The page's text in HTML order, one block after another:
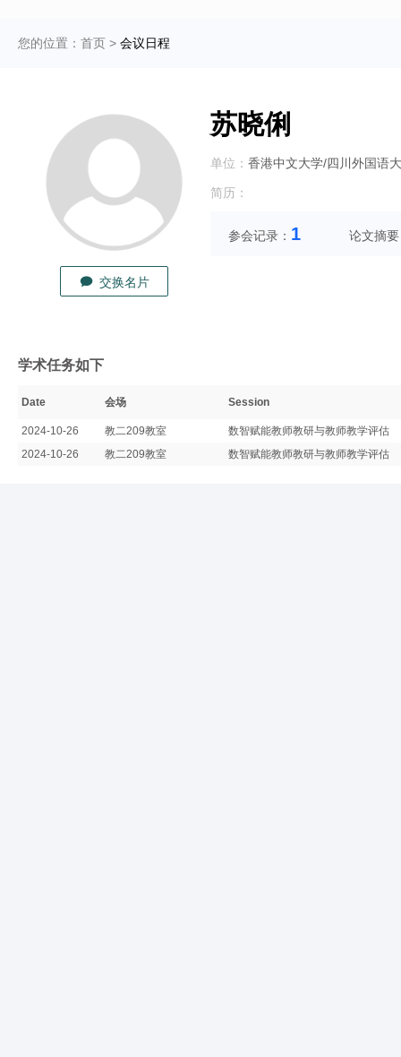
您的位置： 首页 > 会议日程
交换名片
苏晓俐
单位： 香港中文大学/四川外国语
简历：
参会记录： 1 论文摘
学术任务如下
Date 会场 Session
2024-10-26 教二209教室
数智赋能教师教研与教师教学评估
2024-10-26
教二209教室 数智赋能教师教研与教师教学评估